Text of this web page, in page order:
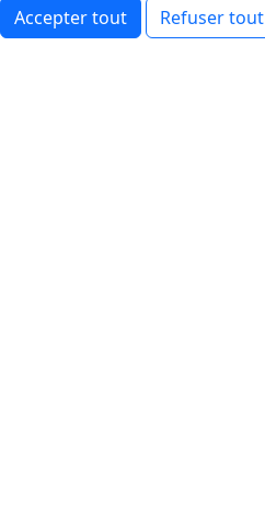
Accepter tout Refuser tout